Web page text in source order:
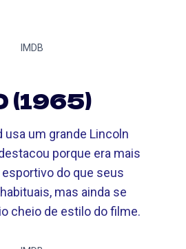
IMDB
(1965)
usa um grande Lincoln
porque era mais
do que seus
mas ainda se
cheio de estilo do filme.